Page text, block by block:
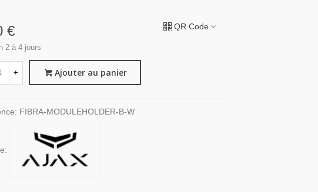
€
2 à 4 jours
QR Code
+ Ajouter au panier
FIBRA-MODULEHOLDER-B-W